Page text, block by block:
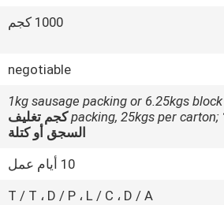
1000 كجم
negotiable
1kg sausage packing or 6.25kgs block
packing, 25kgs per carton;1 كجم تغليف
السجق أو كتلة
10 أيام عمل
T / T ، D / P ، L / C ، D / A